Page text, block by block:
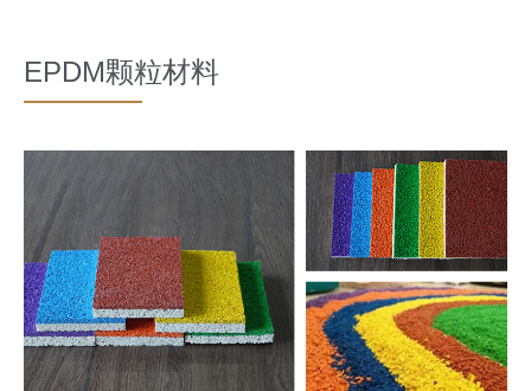
EPDM颗粒材料